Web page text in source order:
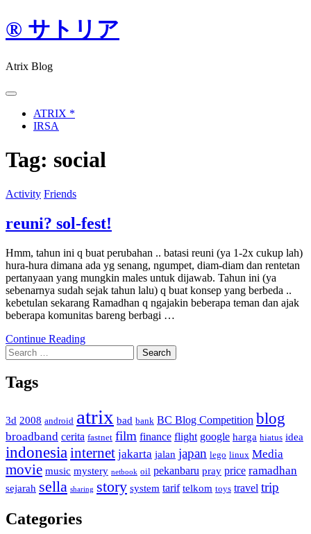
Skip
to
® サトリア
Atrix Blog
ATRIX *
IRSA
Tag: social
Activity Friends
reuni? sol-fest!
Hmm, tahun ini q buat perubahan .. batasi reuni (ya 1-2x cukup lah)
hura-hura dimana ada yg senang, ngumpet, diam-diam dan rentetan
pertanyaan yang mungkin males untuk dijawab. Tahun ini (ya
sebenarnya sudah sejak tahun lalu) q buat konsep yang berbeda ..
kebetulan sekarang Ramadhan q ngajakin beberapa teman dan ajak
beberapa komunitas bareng berbagi …
Continue Reading
Search
for:
Tags
3d 2008 android atrix bad bank BC Blog Competition blog
broadband cerita fastnet film finance flight google harga hiatus idea
indonesiainternet jakarta jalan japan lego linux Media
movie music mystery netbook oil pekanbaru pray price ramadhan
sejarah sella sharing story system tarif telkom toys travel trip
Categories